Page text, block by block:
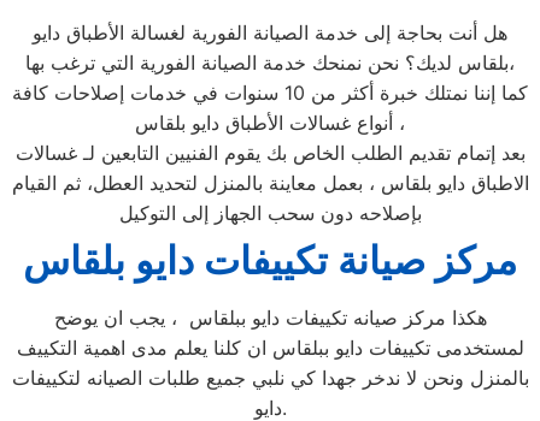
هل أنت بحاجة إلى خدمة الصيانة الفورية لغسالة الأطباق دايو
بلقاس لديك؟ نحن نمنحك خدمة الصيانة الفورية التي ترغب بها،
كما إننا نمتلك خبرة أكثر من 10 سنوات في خدمات إصلاحات كافة
أنواع غسالات الأطباق دايو بلقاس ،
بعد إتمام تقديم الطلب الخاص بك يقوم الفنيين التابعين لـ غسالات
الاطباق دايو بلقاس ، بعمل معاينة بالمنزل لتحديد العطل، ثم القيام
بإصلاحه دون سحب الجهاز إلى التوكيل
مركز صيانة تكييفات دايو بلقاس
هكذا مركز صيانه تكييفات دايو ببلقاس ، يجب ان يوضح
لمستخدمى تكييفات دايو ببلقاس ان كلنا يعلم مدى اهمية التكييف
بالمنزل ونحن لا ندخر جهدا كي نلبي جميع طلبات الصيانه لتكييفات
دايو.